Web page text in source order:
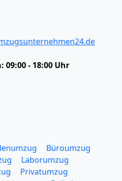
09:00 - 18:00 Uhr
Büroumzug
Laborumzug
Privatumzug